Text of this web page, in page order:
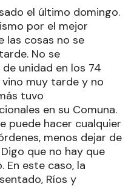
el último domingo.
por el mejor
las cosas no se
No se
unidad en los 74
muy tarde y no
tuvo
en su Comuna.
puede hacer cualquier
menos dejar de
que no hay que
En este caso, la
Ríos y